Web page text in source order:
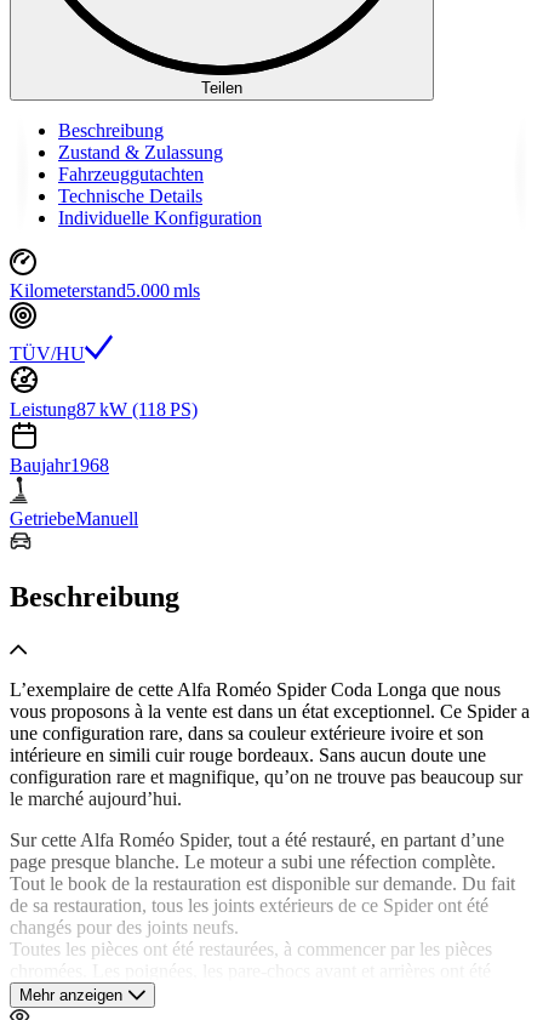
Teilen
Beschreibung
Zustand & Zulassung
Fahrzeuggutachten
Technische Details
Individuelle Konfiguration
Kilometerstand5.000 mls
TÜV/HU
Leistung87 kW (118 PS)
Baujahr1968
GetriebeManuell
Beschreibung
L’exemplaire de cette Alfa Roméo Spider Coda Longa que nous
vous proposons à la vente est dans un état exceptionnel. Ce Spider a
une configuration rare, dans sa couleur extérieure ivoire et son
intérieure en simili cuir rouge bordeaux. Sans aucun doute une
configuration rare et magnifique, qu’on ne trouve pas beaucoup sur
le marché aujourd’hui.
Sur cette Alfa Roméo Spider, tout a été restauré, en partant d’une
page presque blanche. Le moteur a subi une réfection complète.
Tout le book de la restauration est disponible sur demande. Du fait
de sa restauration, tous les joints extérieurs de ce Spider ont été
changés pour des joints neufs.
Toutes les pièces ont été restaurées, à commencer par les pièces
chromées. Les poignées, les pare-chocs avant et arrières ont été
rechromées, et ne montrent donc aucune trace d’usure ou de rouille.
Tous les phares sont neufs.
Mehr anzeigen